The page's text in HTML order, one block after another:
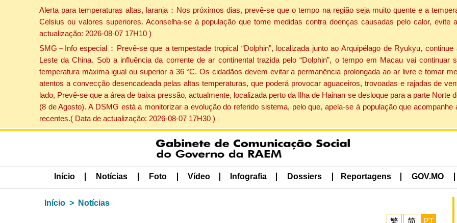
Alerta para temperaturas altas, laranja：Nos próximos dias, prevê-se que o tempo na região seja muito quente e a
Celsius ou valores superiores. Aconselha-se à população que tome medidas contra doenças causadas pelo calor,
actualização: 2026-08-07 17H10 )
SMG－Info especial：Prevê-se que a tempestade tropical “Dolphin”, localizada junto ao Arquipélago de Ryukyu,
Leste da China. Sob a influência da corrente de ar continental trazida pelo “Dolphin”, o tempo em Macau vai
temperatura máxima igual ou superior a 36 °C. Os cidadãos devem evitar a permanência prolongada ao ar livre e tomar
atentos a convecção desencadeada pelas altas temperaturas, que poderá provocar aguaceiros, trovoadas e rajadas de
lado, Prevê-se que a área de baixa pressão, actualmente, localizada perto da Ilha de Hainan se desloque para a parte Norte
(8 de Agosto). A DSMG está a monitorizar a evolução do referido sistema, pelo que, apela-se à população que
recentes.( Data de actualização: 2026-08-07 17H30 )
Início Notícias Foto Vídeo Infografia Dossiers Reportagens GOV.MO
Início Notícias